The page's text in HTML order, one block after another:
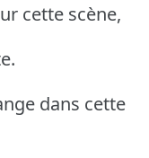
cette scène,
dans cette